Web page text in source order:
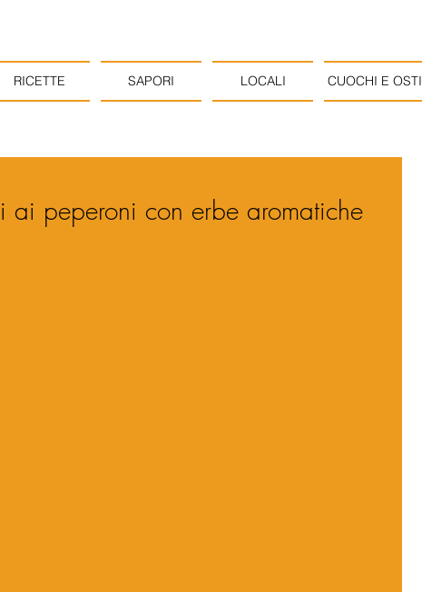
RICETTE SAPORI LOCALI CUOCHI E OSTI
ai peperoni con erbe aromatiche